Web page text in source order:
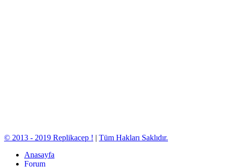
© 2013 - 2019 Replikacep ! | Tüm Hakları Saklıdır.
Anasayfa
Forum